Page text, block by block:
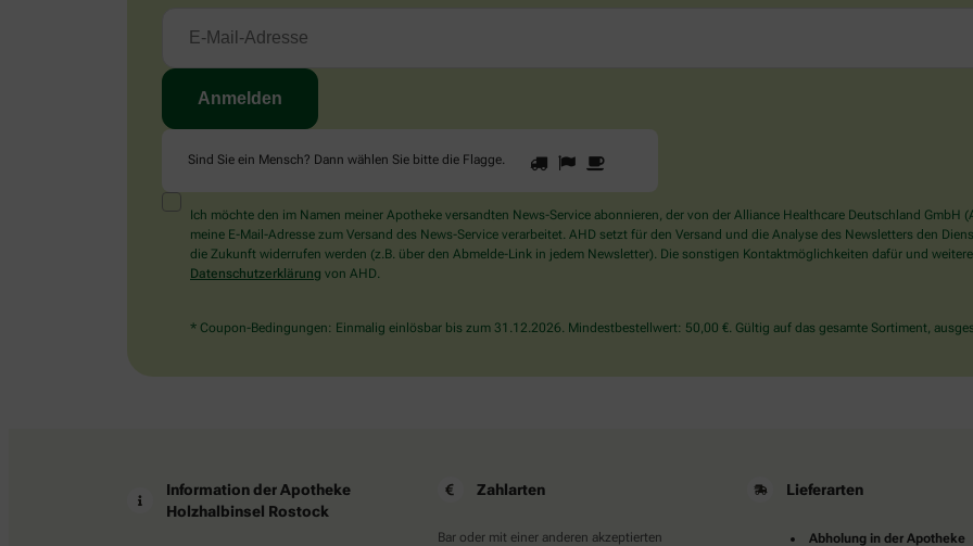
Sind Sie ein Mensch? Dann wählen Sie bitte die Flagge.
Sind
Sie
Mensch?
Dann
wählen
Flagge.
1 2
Ich möchte den im Namen meiner Apotheke versandten News-Service abonnieren, der von der Alliance Healthcare Deutschland
meine E-Mail-Adresse zum Versand des News-Service verarbeitet. AHD setzt für den Versand und die Analyse des Newsletters den
die Zukunft widerrufen werden (z.B. über den Abmelde-Link in jedem Newsletter). Die sonstigen Kontaktmöglichkeiten dafür und
Datenschutzerklärung von AHD.
* Coupon-Bedingungen: Einmalig einlösbar bis zum 31.12.2026. Mindestbestellwert: 50,00 €. Gültig auf das gesamte Sortiment,
Information der Apotheke
Holzhalbinsel Rostock
Zahlarten
Bar oder mit einer anderen akzeptierten
Lieferarten
Abholung in der Apotheke